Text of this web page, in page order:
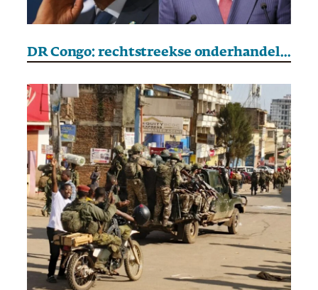
DR Congo: rechtstreekse onderhandelingen gepland tussen Kinshasa en M23